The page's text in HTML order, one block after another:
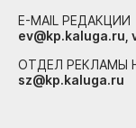
E-MAIL РЕДАКЦИИ
ev@kp.kaluga.ru,
ОТДЕЛ РЕКЛАМЫ
sz@kp.kaluga.ru